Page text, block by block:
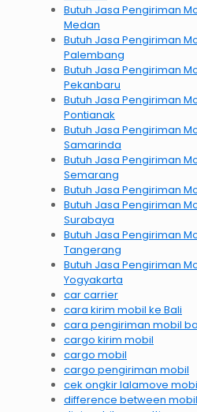
Butuh Jasa Pengiriman
Medan
Butuh Jasa Pengiriman
Palembang
Butuh Jasa Pengiriman
Pekanbaru
Butuh Jasa Pengiriman
Pontianak
Butuh Jasa Pengiriman
Samarinda
Butuh Jasa Pengiriman
Semarang
Butuh Jasa Pengiriman
Butuh Jasa Pengiriman
Surabaya
Butuh Jasa Pengiriman
Tangerang
Butuh Jasa Pengiriman
Yogyakarta
car carrier
cara kirim mobil ke Bali
cara pengiriman mobil
cargo kirim mobil
cargo mobil
cargo pengiriman mobil
cek ongkir lalamove
difference between